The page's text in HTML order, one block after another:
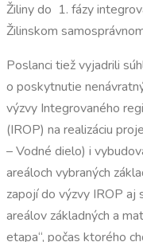
Žiliny do 1. fázy
Žilinskom
Poslanci tiež vyjadrili
o poskytnutie
výzvy Integrovaného
(IROP) na realizáciu
– Vodné dielo) i
areáloch vybraných
zapojí do výzvy IROP aj
areálov základných a
etapa“, počas ktorého